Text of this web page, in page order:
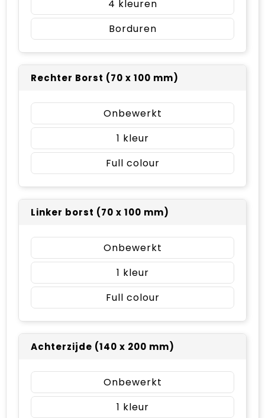
4
Borduren
Rechter Borst (70 x 100 mm)
Onbewerkt
1
Full colour
Linker borst (70 x 100 mm)
Onbewerkt
1
Full colour
Achterzijde (140 x 200 mm)
Onbewerkt
1